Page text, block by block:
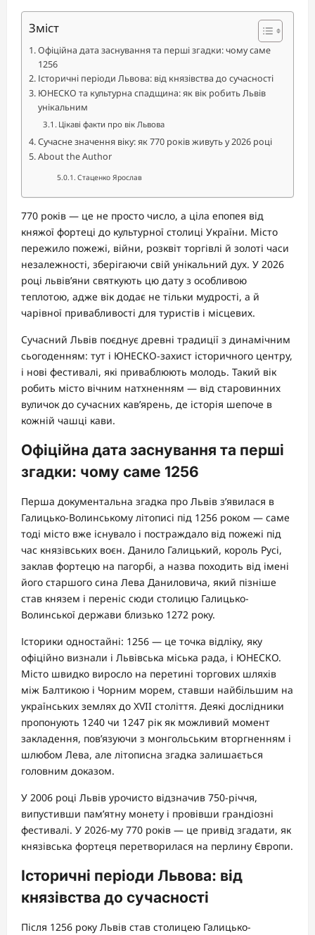
Зміст
Офіційна дата заснування та перші згадки: чому саме
1256
Історичні періоди Львова: від князівства до сучасності
ЮНЕСКО та культурна спадщина: як вік робить Львів
унікальним
Цікаві факти про вік Львова
Сучасне значення віку: як 770 років живуть у 2026 році
About the Author
Стаценко Ярослав
770 років — це не просто число, а ціла епопея від
княжої фортеці до культурної столиці України. Місто
пережило пожежі, війни, розквіт торгівлі й золоті часи
незалежності, зберігаючи свій унікальний дух. У 2026
році львів’яни святкують цю дату з особливою
теплотою, адже вік додає не тільки мудрості, а й
чарівної привабливості для туристів і місцевих.
Сучасний Львів поєднує древні традиції з динамічним
сьогоденням: тут і ЮНЕСКО-захист історичного центру,
і нові фестивалі, які приваблюють молодь. Такий вік
робить місто вічним натхненням — від старовинних
вуличок до сучасних кав’ярень, де історія шепоче в
кожній чашці кави.
Офіційна дата заснування та перші
згадки: чому саме 1256
Перша документальна згадка про Львів з’явилася в
Галицько-Волинському літописі під 1256 роком — саме
тоді місто вже існувало і постраждало від пожежі під
час князівських воєн. Данило Галицький, король Русі,
заклав фортецю на пагорбі, а назва походить від імені
його старшого сина Лева Даниловича, який пізніше
став князем і переніс сюди столицю Галицько-
Волинської держави близько 1272 року.
Історики одностайні: 1256 — це точка відліку, яку
офіційно визнали і Львівська міська рада, і ЮНЕСКО.
Місто швидко виросло на перетині торгових шляхів
між Балтикою і Чорним морем, ставши найбільшим на
українських землях до XVII століття. Деякі дослідники
пропонують 1240 чи 1247 рік як можливий момент
закладення, пов’язуючи з монгольським вторгненням і
шлюбом Лева, але літописна згадка залишається
головним доказом.
У 2006 році Львів урочисто відзначив 750-річчя,
випустивши пам’ятну монету і провівши грандіозні
фестивалі. У 2026-му 770 років — це привід згадати, як
князівська фортеця перетворилася на перлину Європи.
Історичні періоди Львова: від
князівства до сучасності
Після 1256 року Львів став столицею Галицько-